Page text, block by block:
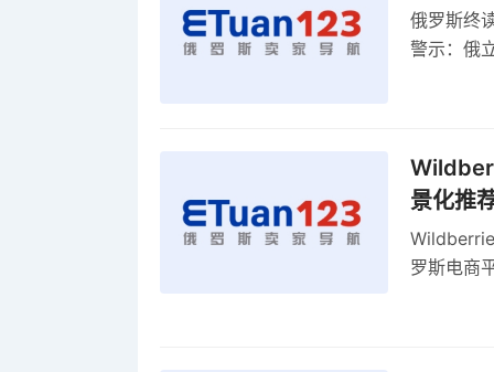
俄罗斯终
警示：俄
景化推
罗斯电商